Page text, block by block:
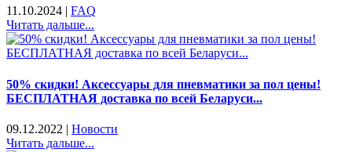
11.10.2024 | FAQ
Читать дальше...
50% скидки! Аксессуары для пневматики за пол цены!
БЕСПЛАТНАЯ доставка по всей Беларуси...
09.12.2022 | Новости
Читать дальше...